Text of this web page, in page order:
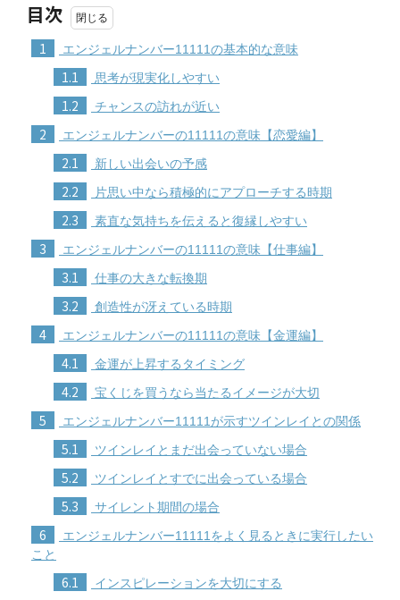
目次
1 エンジェルナンバー11111の基本的な意味
1.1 思考が現実化しやすい
1.2 チャンスの訪れが近い
2 エンジェルナンバーの11111の意味【恋愛編】
2.1 新しい出会いの予感
2.2 片思い中なら積極的にアプローチする時期
2.3 素直な気持ちを伝えると復縁しやすい
3 エンジェルナンバーの11111の意味【仕事編】
3.1 仕事の大きな転換期
3.2 創造性が冴えている時期
4 エンジェルナンバーの11111の意味【金運編】
4.1 金運が上昇するタイミング
4.2 宝くじを買うなら当たるイメージが大切
5 エンジェルナンバー11111が示すツインレイとの関係
5.1 ツインレイとまだ出会っていない場合
5.2 ツインレイとすでに出会っている場合
5.3 サイレント期間の場合
6
エンジェルナンバー11111をよく見るときに実行したい
こと
6.1 インスピレーションを大切にする